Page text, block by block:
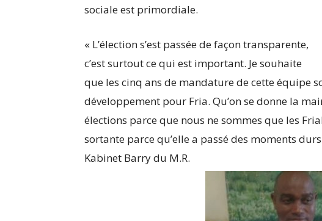
sociale est primordiale.
« L’élection s’est passée de façon transparente,
c’est surtout ce qui est important. Je souhaite
que les cinq ans de mandature de cette équipe
développement pour Fria. Qu’on se donne la
élections parce que nous ne sommes que les
sortante parce qu’elle a passé des moments
Kabinet Barry du M.R.